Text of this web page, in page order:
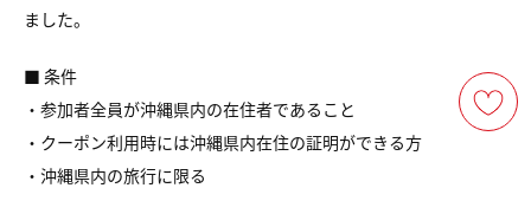
ました。
■ 条件
・参加者全員が沖縄県内の在住者であること
・クーポン利用時には沖縄県内在住の証明ができる方
・沖縄県内の旅行に限る